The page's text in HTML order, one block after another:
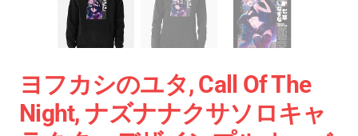
ヨフカシのユタ, Call Of The
Night, ナズナナクサソロキャ